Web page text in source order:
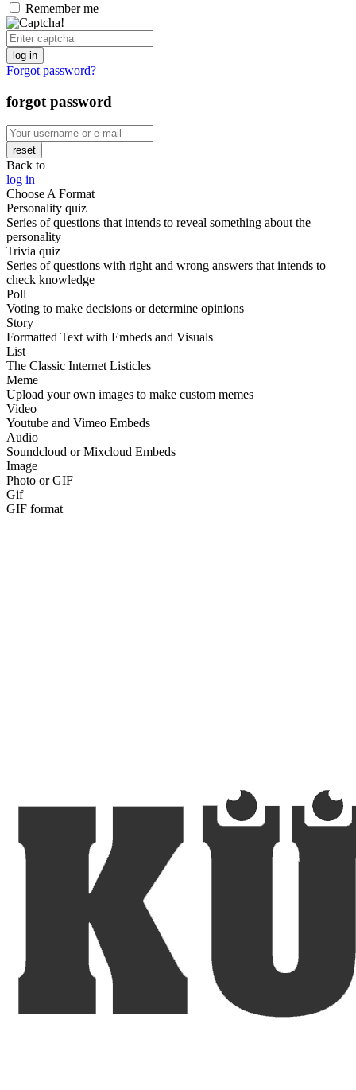
Remember me
log in
Forgot password?
forgot password
reset
Back to
log in
Choose A Format
Personality quiz
Series of questions that intends to reveal something about the
personality
Trivia quiz
Series of questions with right and wrong answers that intends to
check knowledge
Poll
Voting to make decisions or determine opinions
Story
Formatted Text with Embeds and Visuals
List
The Classic Internet Listicles
Meme
Upload your own images to make custom memes
Video
Youtube and Vimeo Embeds
Audio
Soundcloud or Mixcloud Embeds
Image
Photo or GIF
Gif
GIF format